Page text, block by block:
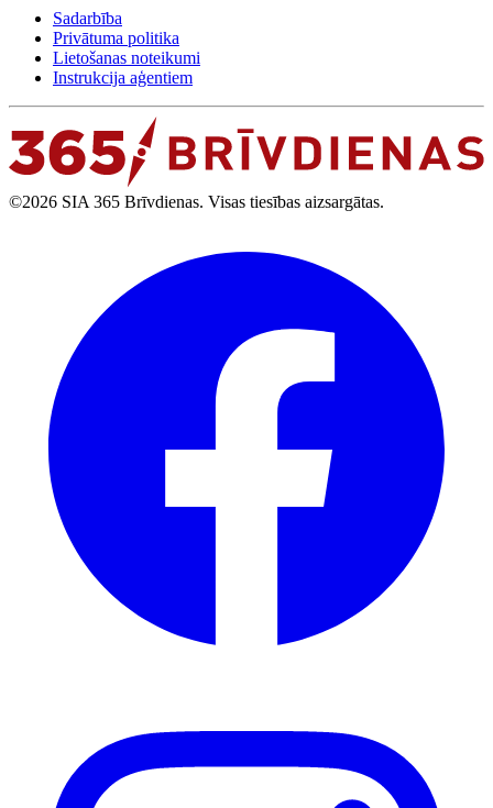
Sadarbība
Privātuma politika
Lietošanas noteikumi
Instrukcija aģentiem
©2026 SIA 365 Brīvdienas. Visas tiesības aizsargātas.